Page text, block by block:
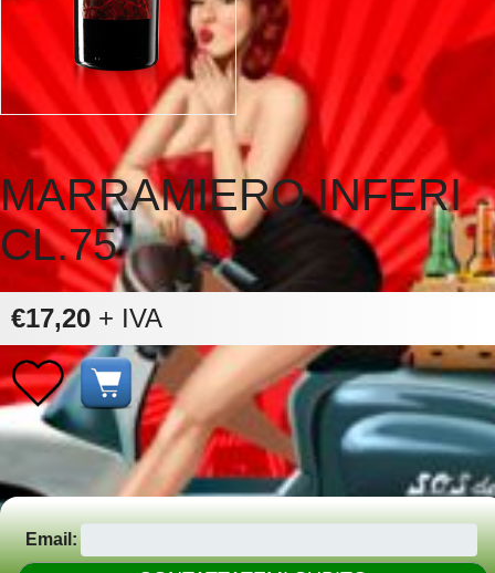
MARRAMIERO INFERI
CL.75
€17,20 + IVA
Email: